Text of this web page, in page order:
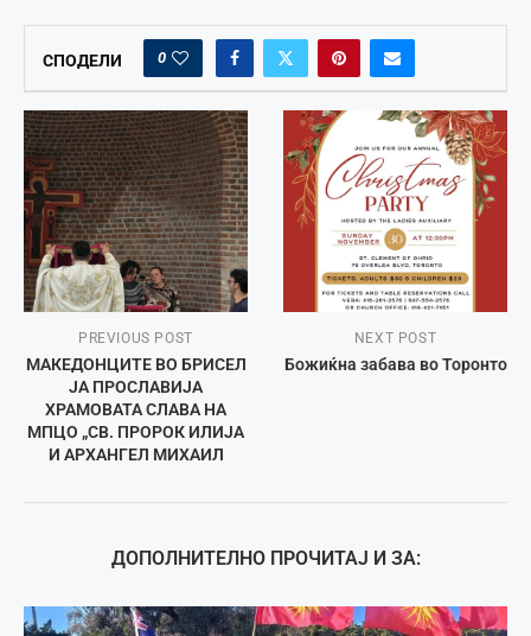
СПОДЕЛИ 0
PREVIOUS POST
МАКЕДОНЦИТЕ ВО БРИСЕЛ
ЈА ПРОСЛАВИЈА
ХРАМОВАТА СЛАВА НА
МПЦО „СВ. ПРОРОК ИЛИЈА
И АРХАНГЕЛ МИХАИЛ
NEXT POST
Божиќна забава во Торонто
ДОПОЛНИТЕЛНО ПРОЧИТАЈ И ЗА: